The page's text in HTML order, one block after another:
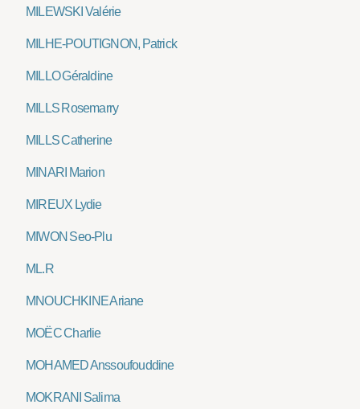
MILEWSKI Valérie
MILHE-POUTIGNON, Patrick
MILLO Géraldine
MILLS Rosemarry
MILLS Catherine
MINARI Marion
MIREUX Lydie
MIWON Seo-Plu
ML.R
MNOUCHKINE Ariane
MOËC Charlie
MOHAMED Anssoufouddine
MOKRANI Salima